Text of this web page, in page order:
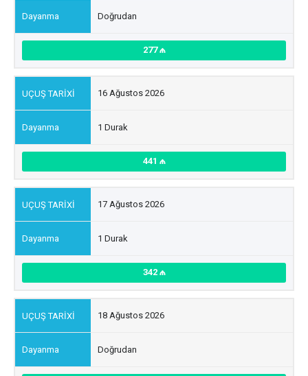
Doğrudan
277
16 Ağustos 2026
1 Durak
441
17 Ağustos 2026
1 Durak
342
18 Ağustos 2026
Doğrudan